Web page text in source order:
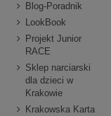
Blog-Poradnik
LookBook
Projekt Junior
RACE
Sklep narciarski
dla dzieci w
Krakowie
Krakowska Karta